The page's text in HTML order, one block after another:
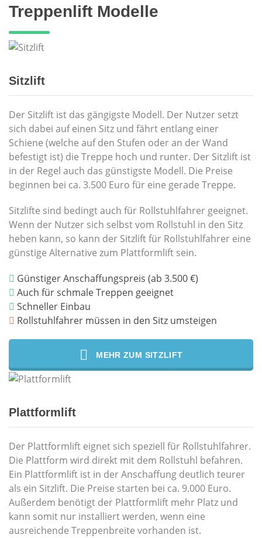
Treppenlift Modelle
Sitzlift
Der Sitzlift ist das gängigste Modell. Der Nutzer setzt
sich dabei auf einen Sitz und fährt entlang einer
Schiene (welche auf den Stufen oder an der Wand
befestigt ist) die Treppe hoch und runter. Der Sitzlift ist
in der Regel auch das günstigste Modell. Die Preise
beginnen bei ca. 3.500 Euro für eine gerade Treppe.
Sitzlifte sind bedingt auch für Rollstuhlfahrer geeignet.
Wenn der Nutzer sich selbst vom Rollstuhl in den Sitz
heben kann, so kann der Sitzlift für Rollstuhlfahrer eine
günstige Alternative zum Plattformlift sein.
Günstiger Anschaffungspreis (ab 3.500 €)
Auch für schmale Treppen geeignet
Schneller Einbau
Rollstuhlfahrer müssen in den Sitz umsteigen
MEHR ZUM SITZLIFT
Plattformlift
Der Plattformlift eignet sich speziell für Rollstuhlfahrer.
Die Plattform wird direkt mit dem Rollstuhl befahren.
Ein Plattformlift ist in der Anschaffung deutlich teurer
als ein Sitzlift. Die Preise starten bei ca. 9.000 Euro.
Außerdem benötigt der Plattformlift mehr Platz und
kann somit nur installiert werden, wenn eine
ausreichende Treppenbreite vorhanden ist.